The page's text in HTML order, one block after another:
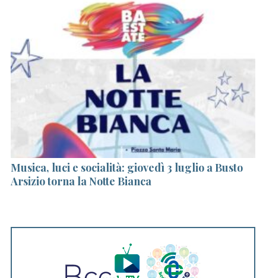
Musica, luci e socialità: giovedì 3 luglio a Busto
Arsizio torna la Notte Bianca
c
h
o
r